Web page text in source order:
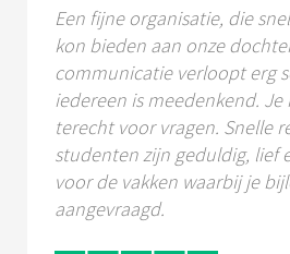
Een fijne organisatie, die
kon bieden aan onze
communicatie verloopt erg
iedereen is meedenkend. Je
terecht voor vragen. Snelle
studenten zijn geduldig, lief
voor de vakken waarbij je
aangevraagd.